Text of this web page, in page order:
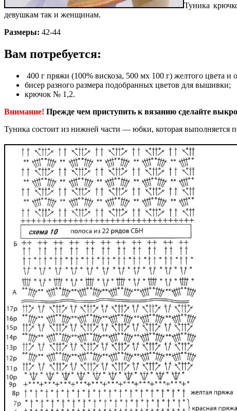
Туника
девушкам так и женщинам.
Размеры: 42-44
Вам потребуется:
400 г пряжи (100% вискоза, 500 мх 100 г) желтого цвета
бисер разного размера подобранных цветов для вышивки;
крючок № 1,2.
Внимание! Прежде чем приступить к вязанию сделайте
Туника состоит из нижней части — юбки, которая выполняется